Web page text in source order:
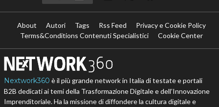
About Autori Tags Rss Feed
Privacy e Cookie Policy
Terms&Conditions Contenuti Specialistici
Cookie Center
Nextwork360 è il più grande network in Italia di testate e portali
B2B dedicati ai temi della Trasformazione Digitale e dell’Innovazione
Imprenditoriale. Ha la missione di diffondere la cultura digitale e